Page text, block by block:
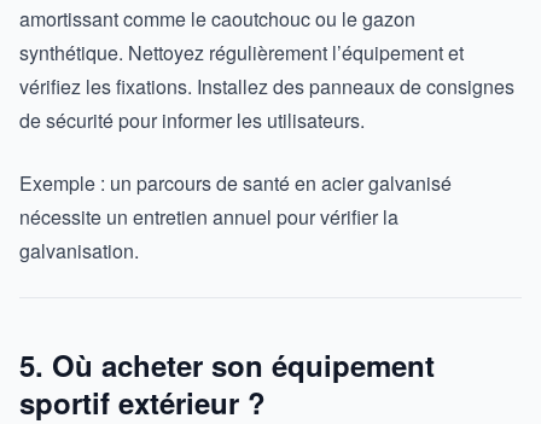
amortissant comme le caoutchouc ou le gazon
synthétique. Nettoyez régulièrement l’équipement et
vérifiez les fixations. Installez des panneaux de consignes
de sécurité pour informer les utilisateurs.
Exemple : un parcours de santé en acier galvanisé
nécessite un entretien annuel pour vérifier la
galvanisation.
5. Où acheter son équipement
sportif extérieur ?